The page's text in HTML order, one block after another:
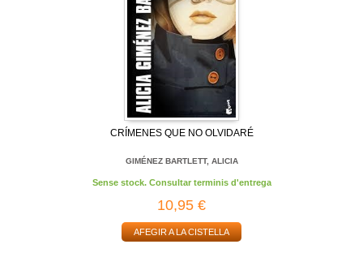
CRÍMENES QUE NO OLVIDARÉ
GIMÉNEZ BARTLETT, ALICIA
Sense stock. Consultar terminis d'entrega
10,95 €
AFEGIR A LA CISTELLA